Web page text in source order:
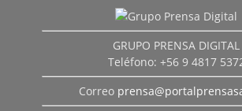
GRUPO PRENSA DIGITAL
Teléfono: +56 9 4817
Correo